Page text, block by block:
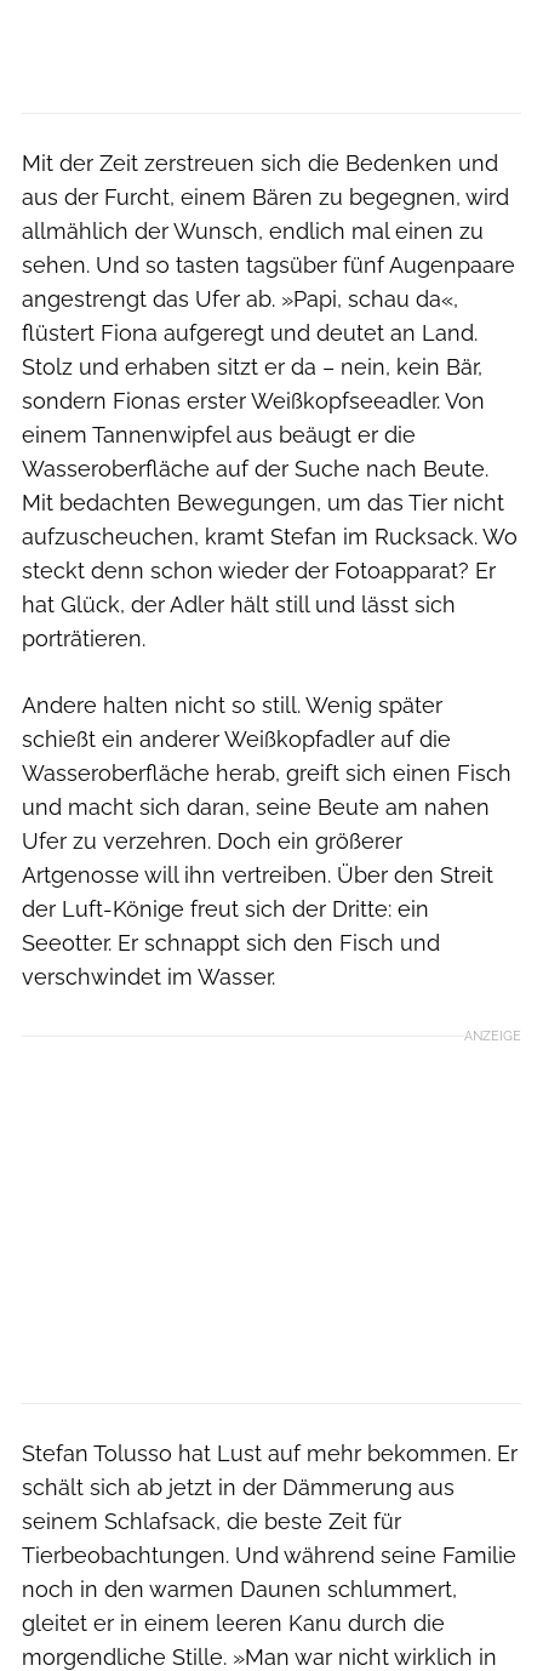
Mit der Zeit zerstreuen sich die Bedenken und
aus der Furcht, einem Bären zu begegnen, wird
allmählich der Wunsch, endlich mal einen zu
sehen. Und so tasten tagsüber fünf Augenpaare
angestrengt das Ufer ab. »Papi, schau da«,
flüstert Fiona aufgeregt und deutet an Land.
Stolz und erhaben sitzt er da – nein, kein Bär,
sondern Fionas erster Weißkopfseeadler. Von
einem Tannenwipfel aus beäugt er die
Wasseroberfläche auf der Suche nach Beute.
Mit bedachten Bewegungen, um das Tier nicht
aufzuscheuchen, kramt Stefan im Rucksack. Wo
steckt denn schon wieder der Fotoapparat? Er
hat Glück, der Adler hält still und lässt sich
porträtieren.
Andere halten nicht so still. Wenig später
schießt ein anderer Weißkopfadler auf die
Wasseroberfläche herab, greift sich einen Fisch
und macht sich daran, seine Beute am nahen
Ufer zu verzehren. Doch ein größerer
Artgenosse will ihn vertreiben. Über den Streit
der Luft-Könige freut sich der Dritte: ein
Seeotter. Er schnappt sich den Fisch und
verschwindet im Wasser.
ANZEIGE
Stefan Tolusso hat Lust auf mehr bekommen. Er
schält sich ab jetzt in der Dämmerung aus
seinem Schlafsack, die beste Zeit für
Tierbeobachtungen. Und während seine Familie
noch in den warmen Daunen schlummert,
gleitet er in einem leeren Kanu durch die
morgendliche Stille. »Man war nicht wirklich in